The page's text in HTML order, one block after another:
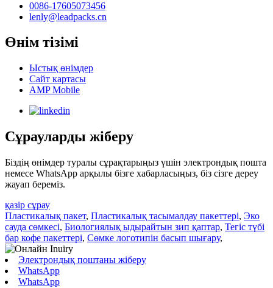
0086-17605073456
lenly@leadpacks.cn
Өнім тізімі
Ыстық өнімдер
Сайт картасы
AMP Mobile
Сұрауларды жіберу
Біздің өнімдер туралы сұрақтарыңыз үшін электрондық пошта
немесе WhatsApp арқылы бізге хабарласыңыз, біз сізге дереу
жауап береміз.
қазір сұрау
Пластикалық пакет, Пластикалық тасымалдау пакеттері, Эко
сауда сөмкесі, Биологиялық ыдырайтын зип қаптар, Тегіс түбі
бар кофе пакеттері, Сөмке логотипін басып шығару,
Электрондық поштаны жіберу
WhatsApp
WhatsApp